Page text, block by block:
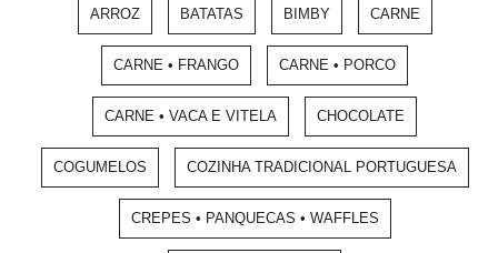
ARROZ BATATAS BIMBY CARNE
CARNE • FRANGO CARNE • PORCO
CARNE • VACA E VITELA CHOCOLATE
COGUMELOS COZINHA TRADICIONAL PORTUGUESA
CREPES • PANQUECAS • WAFFLES